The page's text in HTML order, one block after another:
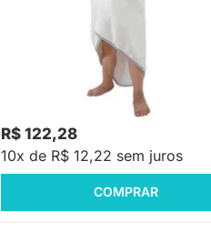
Toalha de Bebê com Capuz Comfort
Power Cinza - 80x100cm
R$ 122,28
10x de R$ 12,22 sem juros
COMPRAR